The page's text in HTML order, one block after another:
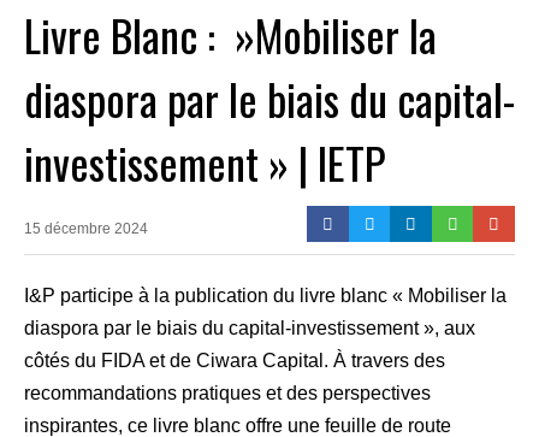
Livre Blanc : »Mobiliser la
diaspora par le biais du capital-
investissement » | IETP
15 décembre 2024
I&P participe à la publication du livre blanc « Mobiliser la
diaspora par le biais du capital-investissement », aux
côtés du FIDA et de Ciwara Capital. À travers des
recommandations pratiques et des perspectives
inspirantes, ce livre blanc offre une feuille de route